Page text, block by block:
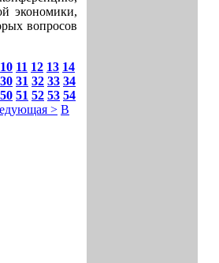
экономики,
вопросов
10 11 12 13 14
30 31 32 33 34
50 51 52 53 54
> В